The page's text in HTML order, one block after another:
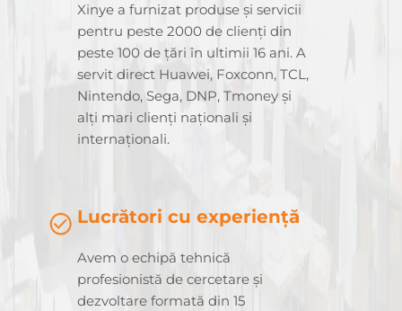
Xinye a furnizat produse și servicii
pentru peste 2000 de clienți din
peste 100 de țări în ultimii 16 ani. A
servit direct Huawei, Foxconn, TCL,
Nintendo, Sega, DNP, Tmoney și
alți mari clienți naționali și
internaționali.
Lucrători cu experiență
Avem o echipă tehnică
profesionistă de cercetare și
dezvoltare formată din 15